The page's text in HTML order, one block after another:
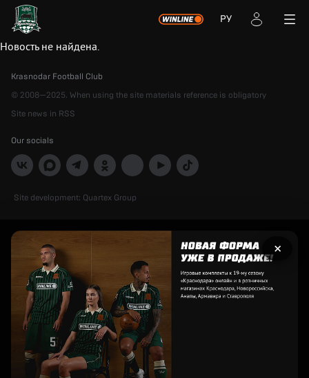
РУ
Новость не найдена.
Krasnodar Football Club
© 2008—2025. When using the site materials reference is obligatory
Site news in RSS
Our socials
Site development: Quartex Group
Рекламный
баннер
×